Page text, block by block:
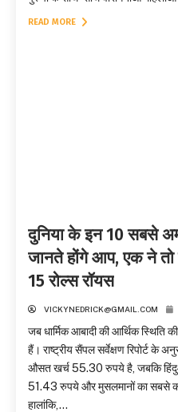
READ MORE
दुनिया के इन 10 सबसे
जानते होंगे आप, एक ने तो
15 रोल्स रॉयस
VICKYNEDRICK@GMAIL.COM
जब धार्मिक आबादी की आर्थिक स्थिति
हैं। राष्ट्रीय सैंपल सर्वेक्षण रिपोर्ट के
औसत खर्च 55.30 रुपये है, जबकि
51.43 रुपये और मुसलमानों का सबसे
हालांकि,...